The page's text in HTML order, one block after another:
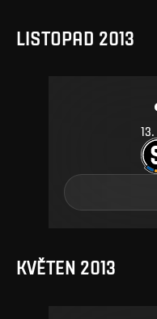
LISTOPAD 2013
13.
KVĚTEN 2013